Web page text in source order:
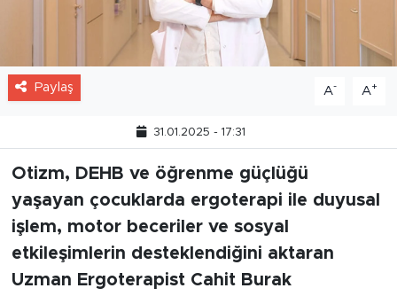
Paylaş A- A+
31.01.2025 - 17:31
Otizm, DEHB ve öğrenme güçlüğü
yaşayan çocuklarda ergoterapi ile duyusal
işlem, motor beceriler ve sosyal
etkileşimlerin desteklendiğini aktaran
Uzman Ergoterapist Cahit Burak